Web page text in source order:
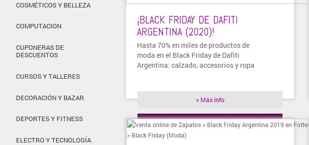
COSMÉTICOS Y BELLEZA
COMPUTACION
CUPONERAS DE
DESCUENTOS
CURSOS Y TALLERES
DECORACIÓN Y BAZAR
DEPORTES Y FITNESS
ELECTRO Y TECNOLOGÍA
¡BLACK FRIDAY DE DAFITI
ARGENTINA (2020)!
Hasta 70% en miles de productos de
moda en el Black Friday de Dafiti
Argentina: calzado, accesorios y ropa
» Más info
» Visitar tienda